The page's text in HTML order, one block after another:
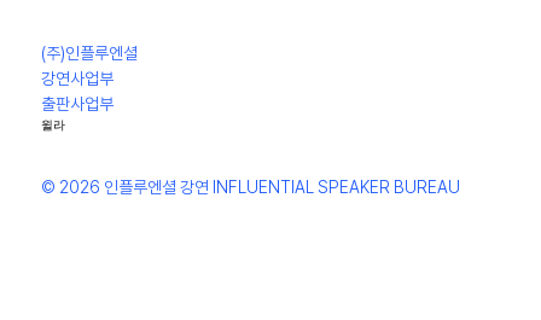
(주)인플루엔셜
강연사업부
출판사업부
윌라
© 2026 인플루엔셜 강연 INFLUENTIAL SPEAKER BUREAU